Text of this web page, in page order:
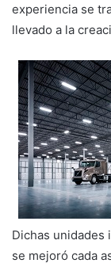
experiencia se
llevado a la
Dichas unidades
se mejoró cada